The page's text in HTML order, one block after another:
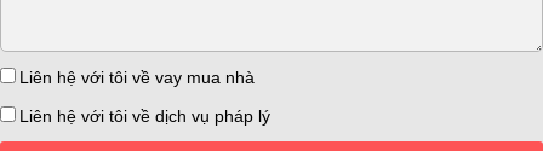
Liên hệ với tôi về vay mua nhà
Liên hệ với tôi về dịch vụ pháp lý